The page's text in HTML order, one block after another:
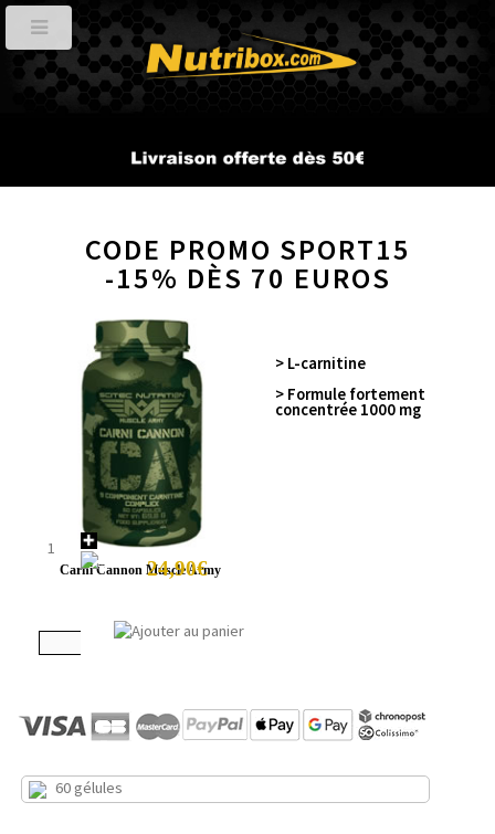
CODE PROMO SPORT15
-15% DÈS 70 EUROS
Carni Cannon Muscle Army
> L-carnitine
> Formule fortement
concentrée 1000 mg
60 gélules
24,90€